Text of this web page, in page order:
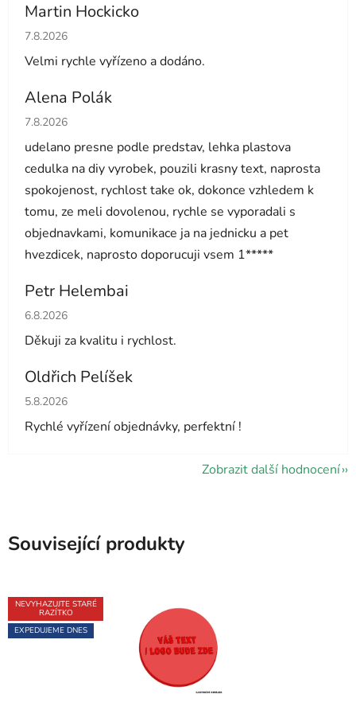
Martin Hockicko
Hodnocení obchodu je 5 z 5 hvězdiček.
7.8.2026
Velmi rychle vyřízeno a dodáno.
Alena Polák
Hodnocení obchodu je 5 z 5 hvězdiček.
7.8.2026
udelano presne podle predstav, lehka plastova
cedulka na diy vyrobek, pouzili krasny text, naprosta
spokojenost, rychlost take ok, dokonce vzhledem k
tomu, ze meli dovolenou, rychle se vyporadali s
objednavkami, komunikace ja na jednicku a pet
hvezdicek, naprosto doporucuji vsem 1*****
Petr Helembai
Hodnocení obchodu je 5 z 5 hvězdiček.
6.8.2026
Děkuji za kvalitu i rychlost.
Oldřich Pelíšek
Hodnocení obchodu je 5 z 5 hvězdiček.
5.8.2026
Rychlé vyřízení objednávky, perfektní !
Zobrazit další hodnocení
Související produkty
NEVYHAZUJTE STARÉ
RAZÍTKO
EXPEDUJEME DNES